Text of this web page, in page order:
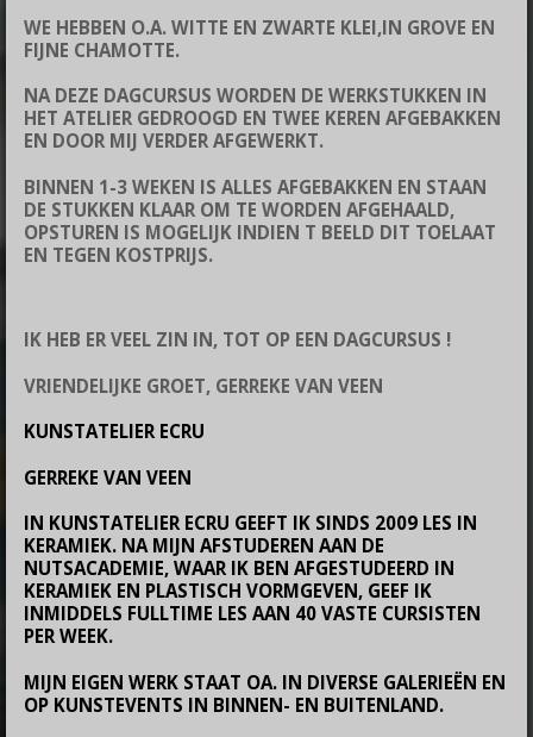
WE HEBBEN O.A. WITTE EN ZWARTE KLEI,IN GROVE EN
FIJNE CHAMOTTE.
NA DEZE DAGCURSUS WORDEN DE WERKSTUKKEN IN
HET ATELIER GEDROOGD EN TWEE KEREN AFGEBAKKEN
EN DOOR MIJ VERDER AFGEWERKT.
BINNEN 1-3 WEKEN IS ALLES AFGEBAKKEN EN STAAN
DE STUKKEN KLAAR OM TE WORDEN AFGEHAALD,
OPSTUREN IS MOGELIJK INDIEN T BEELD DIT TOELAAT
EN TEGEN KOSTPRIJS.
IK HEB ER VEEL ZIN IN, TOT OP EEN DAGCURSUS !
VRIENDELIJKE GROET, GERREKE VAN VEEN
KUNSTATELIER ECRU
GERREKE VAN VEEN
IN KUNSTATELIER ECRU GEEFT IK SINDS 2009 LES IN
KERAMIEK. NA MIJN AFSTUDEREN AAN DE
NUTSACADEMIE, WAAR IK BEN AFGESTUDEERD IN
KERAMIEK EN PLASTISCH VORMGEVEN, GEEF IK
INMIDDELS FULLTIME LES AAN 40 VASTE CURSISTEN
PER WEEK.
MIJN EIGEN WERK STAAT OA. IN DIVERSE GALERIEËN EN
OP KUNSTEVENTS IN BINNEN- EN BUITENLAND.